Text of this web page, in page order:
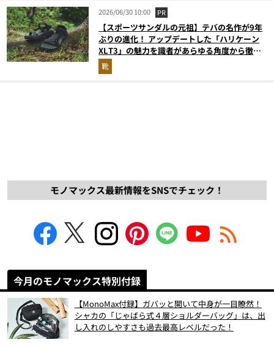
2026/06/30 10:00 PR
【スポーツサンダルの元祖】テバの名作が9年
ぶりの進化！ アップデートした「ハリケーン
XLT3」の魅力を識者があらゆる角度から徹底
解説！
靴
モノマックス最新情報をSNSでチェック！
今月のモノマックス特別付録
【MonoMax付録】ガバッと開いて中身が一目瞭然！
シャカの「じゃばら式４層ショルダーバッグ」は、出
し入れのしやすさも過去最高レベルだった！